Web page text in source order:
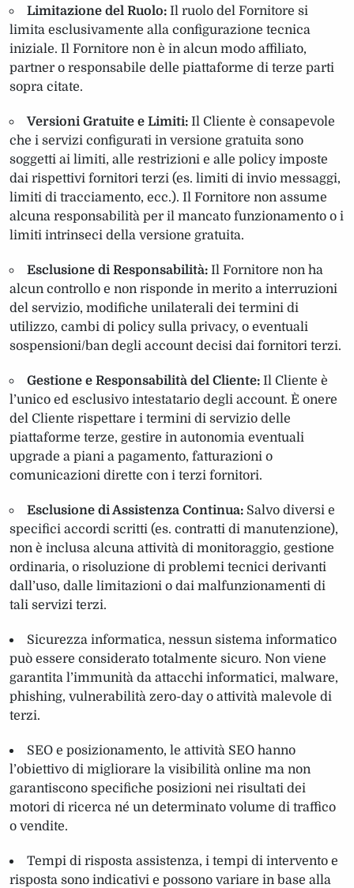
Limitazione del Ruolo: Il ruolo del Fornitore si
limita esclusivamente alla configurazione tecnica
iniziale. Il Fornitore non è in alcun modo affiliato,
partner o responsabile delle piattaforme di terze parti
sopra citate.
Versioni Gratuite e Limiti: Il Cliente è consapevole
che i servizi configurati in versione gratuita sono
soggetti ai limiti, alle restrizioni e alle policy imposte
dai rispettivi fornitori terzi (es. limiti di invio messaggi,
limiti di tracciamento, ecc.). Il Fornitore non assume
alcuna responsabilità per il mancato funzionamento o i
limiti intrinseci della versione gratuita.
Esclusione di Responsabilità: Il Fornitore non ha
alcun controllo e non risponde in merito a interruzioni
del servizio, modifiche unilaterali dei termini di
utilizzo, cambi di policy sulla privacy, o eventuali
sospensioni/ban degli account decisi dai fornitori terzi.
Gestione e Responsabilità del Cliente: Il Cliente è
l’unico ed esclusivo intestatario degli account. È onere
del Cliente rispettare i termini di servizio delle
piattaforme terze, gestire in autonomia eventuali
upgrade a piani a pagamento, fatturazioni o
comunicazioni dirette con i terzi fornitori.
Esclusione di Assistenza Continua: Salvo diversi e
specifici accordi scritti (es. contratti di manutenzione),
non è inclusa alcuna attività di monitoraggio, gestione
ordinaria, o risoluzione di problemi tecnici derivanti
dall’uso, dalle limitazioni o dai malfunzionamenti di
tali servizi terzi.
Sicurezza informatica, nessun sistema informatico
può essere considerato totalmente sicuro. Non viene
garantita l’immunità da attacchi informatici, malware,
phishing, vulnerabilità zero-day o attività malevole di
terzi.
SEO e posizionamento, le attività SEO hanno
l’obiettivo di migliorare la visibilità online ma non
garantiscono specifiche posizioni nei risultati dei
motori di ricerca né un determinato volume di traffico
o vendite.
Tempi di risposta assistenza, i tempi di intervento e
risposta sono indicativi e possono variare in base alla